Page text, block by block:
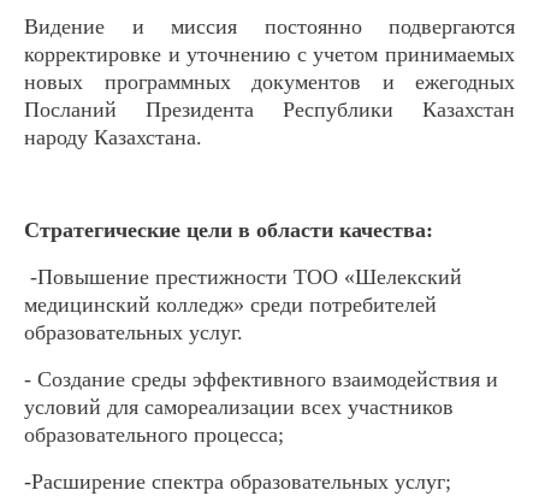
Видение и миссия постоянно подвергаются
корректировке и уточнению с учетом принимаемых
новых программных документов и ежегодных
Посланий Президента Республики Казахстан
народу Казахстана.
Стратегические цели в области качества:
-Повышение престижности ТОО «Шелекский
медицинский колледж» среди потребителей
образовательных услуг.
- Создание среды эффективного взаимодействия и
условий для самореализации всех участников
образовательного процесса;
-Расширение спектра образовательных услуг;